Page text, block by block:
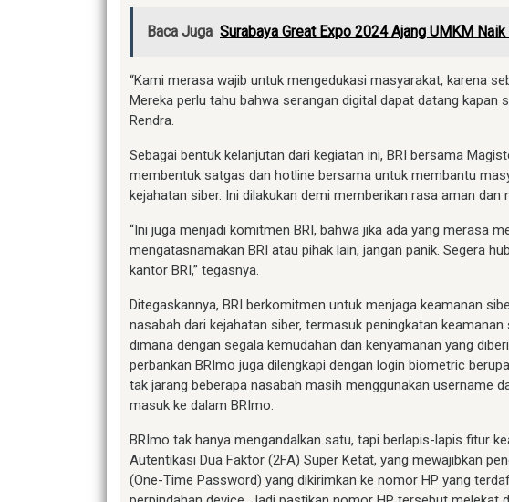
Baca Juga Surabaya Great Expo 2024 Ajang UMKM
“Kami merasa wajib untuk mengedukasi masyarakat, karena
Mereka perlu tahu bahwa serangan digital dapat datang kapan
Rendra.
Sebagai bentuk kelanjutan dari kegiatan ini, BRI bersama
membentuk satgas dan hotline bersama untuk membantu
kejahatan siber. Ini dilakukan demi memberikan rasa aman dan
“Ini juga menjadi komitmen BRI, bahwa jika ada yang merasa
mengatasnamakan BRI atau pihak lain, jangan panik. Segera
kantor BRI,” tegasnya.
Ditegaskannya, BRI berkomitmen untuk menjaga keamanan
nasabah dari kejahatan siber, termasuk peningkatan
dimana dengan segala kemudahan dan kenyamanan yang
perbankan BRImo juga dilengkapi dengan login biometric
tak jarang beberapa nasabah masih menggunakan username
masuk ke dalam BRImo.
BRImo tak hanya mengandalkan satu, tapi berlapis-lapis fitur
Autentikasi Dua Faktor (2FA) Super Ketat, yang mewajibkan
(One-Time Password) yang dikirimkan ke nomor HP yang